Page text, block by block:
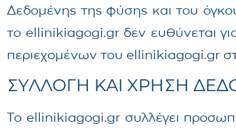
Δεδομένης της φύσης και του
το ellinikiagogi.gr δεν ευθύνεται
περιεχομένων του ellinikiagogi.gr
ΣΥΛΛΟΓΗ ΚΑΙ ΧΡΗΣΗ
Το ellinikiagogi.gr συλλέγει